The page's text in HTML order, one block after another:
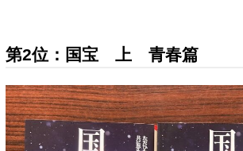
第2位：国宝 上 青春篇